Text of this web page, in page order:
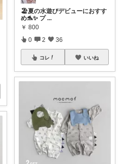
🏖️夏の水遊びデビューにおすす
め🐬✨ プ ...
￥ 800
0 2 36
コレ いいね